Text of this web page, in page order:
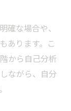
確な場合や、
あります。こ
から自己分析
ながら、自分